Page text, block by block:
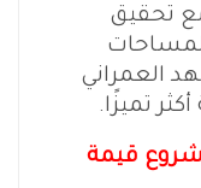
تحقيق
العمراني
تميزًا.
قيمة